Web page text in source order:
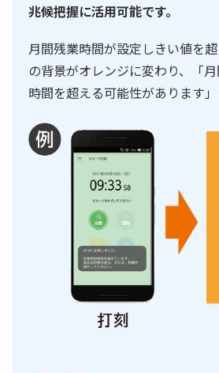
兆候把握に活用可能です。
月間残業時間が設定しきい値を
の背景がオレンジに変わり、「
時間を超える可能性があります」